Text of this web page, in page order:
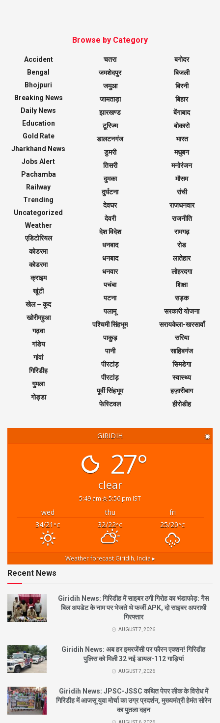
Browse by Category
Accident
Bengal
Bhojpuri
Breaking News
Daily News
Education
Gold Rate
Jharkhand News
Jobs Alert
Pachamba
Railway
Trending
Uncategorized
Weather
एडिटोरियल
कोडरमा
कोडरमा
क्राइम
खूंटी
खेल – कूद
खोरीमहुआ
गढ़वा
गांडेय
गांवां
गिरिडीह
गुमला
गोड्डा
चतरा
जमशेदपुर
जमुआ
जामताड़ा
झारखण्ड
टूरिज्म
डालटनगंज
डुमरी
तिसरी
दुमका
दुर्घटना
देवघर
देवरी
देश विदेश
धनबाद
धनबाद
धनवार
पचंबा
पटना
पलामू
पश्चिमी सिंहभूम
पाकुड़
पानी
पीरटांड़
पीरटांड़
पूर्वी सिंहभूम
फेस्टिवल
बगोदर
बिजली
बिरनी
बिहार
बेंगाबाद
बोकारो
भारत
मधुबन
मनोरंजन
मौसम
रांची
राजधनवार
राजनीति
रामगढ़
रोड
लातेहार
लोहरदगा
शिक्षा
सड़क
सरकारी योजना
सरायकेला-खरसावाँ
सरिया
साहिबगंज
सिमडेगा
स्वास्थ्य
हज़ारीबाग
हीरोडीह
GIRIDIH ◉
27°
clear
5:49 am 5:56 pm IST
wed thu
fri
34/21 °C 32/22°C 25/20°C
Weather forecast Giridih, India ▸
Recent News
Giridih News: गिरिडीह में साइबर ठगी गिरोह का भंडाफोड़: गैस
बिल अपडेट के नाम पर भेजते थे फर्जी APK, दो साइबर अपराधी
गिरफ्तार
AUGUST 7, 2026
Giridih News: अब हर इमरजेंसी पर फौरन एक्शन! गिरिडीह
पुलिस को मिली 32 नई डायल-112 गाड़ियां
AUGUST 7, 2026
Giridih News: JPSC-JSSC कथित पेपर लीक के विरोध में
गिरिडीह में आजसू युवा मोर्चा का उग्र प्रदर्शन, मुख्यमंत्री हेमंत सोरेन
का पुतला दहन